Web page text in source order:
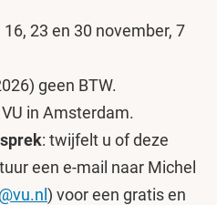
16, 23 en 30 november, 7
geen BTW.
in Amsterdam.
: twijfelt u of deze
een e-mail naar Michel
) voor een gratis en